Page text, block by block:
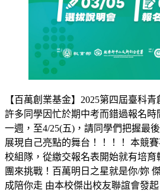
【百萬創業基金】2025第四屆臺科
許多同學因忙於期中考而錯過報名
一週，至4/25(五)，請同學們把握最
展現自己亮點的舞台！！！！ 本競
校組隊，從繳交報名表開始就有培
團來挑戰！百萬明日之星就是你/妳
成陪你走 由本校傑出校友聯誼會發